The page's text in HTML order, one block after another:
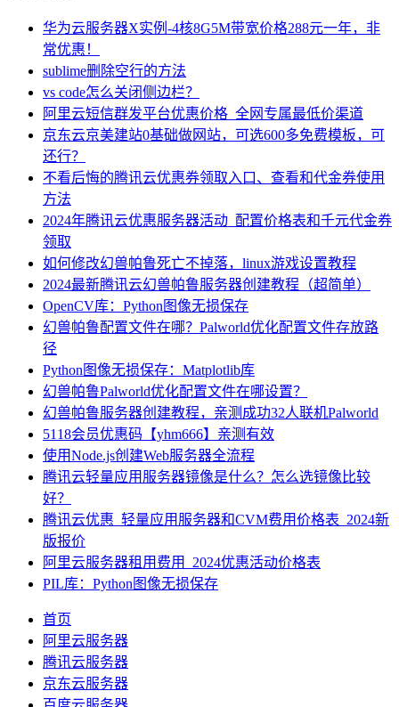
华为云服务器X实例-4核8G5M带宽价格288元一年，非
常优惠！
sublime删除空行的方法
vs code怎么关闭侧边栏？
阿里云短信群发平台优惠价格_全网专属最低价渠道
京东云京美建站0基础做网站，可选600多免费模板，可
还行？
不看后悔的腾讯云优惠券领取入口、查看和代金券使用
方法
2024年腾讯云优惠服务器活动_配置价格表和千元代金券
领取
如何修改幻兽帕鲁死亡不掉落，linux游戏设置教程
2024最新腾讯云幻兽帕鲁服务器创建教程（超简单）
OpenCV库：Python图像无损保存
幻兽帕鲁配置文件在哪？Palworld优化配置文件存放路
径
Python图像无损保存：Matplotlib库
幻兽帕鲁Palworld优化配置文件在哪设置？
幻兽帕鲁服务器创建教程，亲测成功32人联机Palworld
5118会员优惠码【yhm666】亲测有效
使用Node.js创建Web服务器全流程
腾讯云轻量应用服务器镜像是什么？怎么选镜像比较
好？
腾讯云优惠_轻量应用服务器和CVM费用价格表_2024新
版报价
阿里云服务器租用费用_2024优惠活动价格表
PIL库：Python图像无损保存
首页
阿里云服务器
腾讯云服务器
京东云服务器